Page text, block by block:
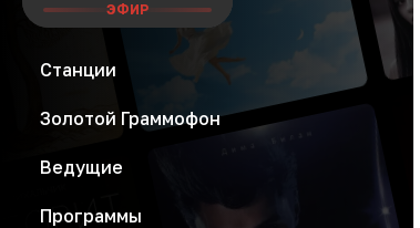
ЭФИР
Станции
Золотой Граммофон
Ведущие
Программы